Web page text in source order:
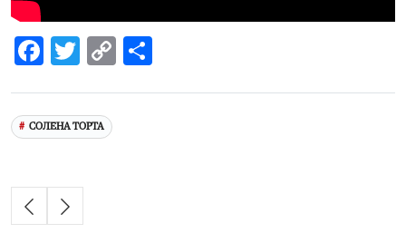
Facebook
Twitter
Copy
СОЛЕНА ТОРТА